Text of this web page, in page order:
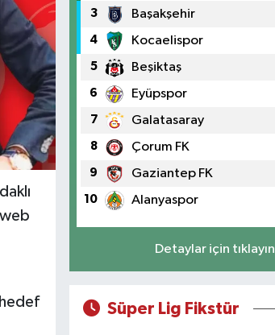
3 Başakşehir
4 Kocaelispor
5 Beşiktaş
6 Eyüpspor
7 Galatasaray
8 Çorum FK
9 Gaziantep FK
10 Alanyaspor
Detaylar için tıklayın
Süper Lig Fikstür